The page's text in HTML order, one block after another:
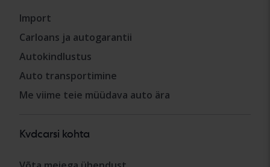
Import
Carloans ja autogarantii
Autokindlustus
Auto transportimine
Me viime teie müüdava auto ära
Kvdcarsi kohta